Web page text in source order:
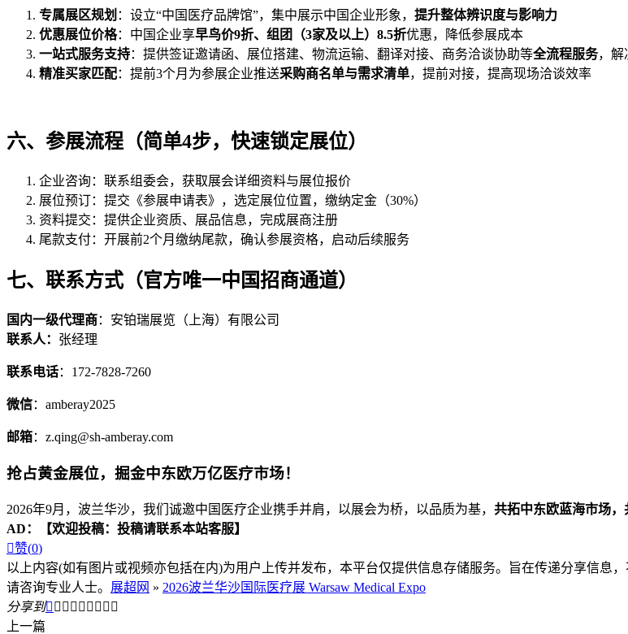
专属展区规划 ：设立“中国医疗品牌馆”，集中展示中国企业形象， 提升整体辨识度与影响力
优惠展位价格：中国企业享早鸟价9折、组团（3家及以上）8.5折优惠，降低参展成本
一站式服务支持：提供签证邀请函、展位搭建、物流运输、翻译对接、商务洽谈协助等全流程服务，解
精准买家匹配：提前3个月为参展企业推送采购商名单与需求清单，提前对接，提高现场洽谈效率
六、参展流程（简单4步，快速锁定展位）
企业咨询：联系组委会，获取展会详细资料与展位报价
展位预订：提交《参展申请表》，选定展位位置，缴纳定金（30%）
资料提交：提供企业资质、展品信息，完成展商注册
尾款支付：开展前2个月缴纳尾款，确认参展资格，启动后续服务
七、联系方式（官方唯一中国招商通道）
国内一级代理商：安铂瑞展览（上海）有限公司
联系人： 张经理
联系电话：172-7828-7260
微信：amberay2025
邮箱：z.qing@sh-amberay.com
抢占黄金展位，掘金中东欧万亿医疗市场！
2026年9月，波兰华沙，我们诚邀中国医疗企业携手并肩，以展会为桥，以品质为基， 共拓中东欧蓝海市场
AD：
【欢迎投稿：投稿请联系本站客服】
赞(0)
以上内容(如有图片或视频亦包括在内)为用户上传并发布，本平台仅提供信息存储服务。旨在传递分享信息
请咨询专业人士。 展超网 » 2026波兰华沙国际医疗展 Warsaw Medical Expo
分享到        
上一篇